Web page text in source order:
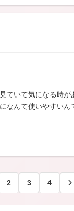
いて気になる時
んて使いやすいん
2 3 4